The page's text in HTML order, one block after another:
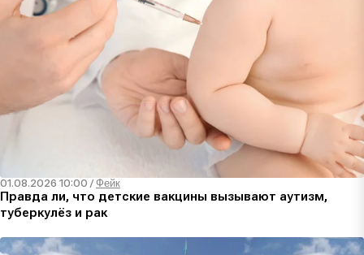
01.08.2026 10:00 /Фейк
Правда ли, что детские вакцины вызывают аутизм,
туберкулёз и рак